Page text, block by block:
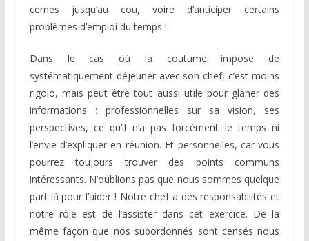
cernes jusqu’au cou, voire d’anticiper certains
problèmes d’emploi du temps !
Dans le cas où la coutume impose de
systématiquement déjeuner avec son chef, c’est moins
rigolo, mais peut être tout aussi utile pour glaner des
informations : professionnelles sur sa vision, ses
perspectives, ce qu’il n’a pas forcément le temps ni
l’envie d’expliquer en réunion. Et personnelles, car vous
pourrez toujours trouver des points communs
intéressants. N’oublions pas que nous sommes quelque
part là pour l’aider ! Notre chef a des responsabilités et
notre rôle est de l’assister dans cet exercice. De la
même façon que nos subordonnés sont censés nous